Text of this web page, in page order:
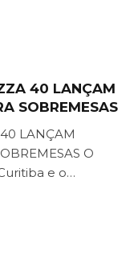
40 LANÇAM
SOBREMESAS
LANÇAM
O
e o…